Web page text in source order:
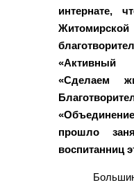
интернате,
«Активный
«Сделаем
прошло
воспитанниц